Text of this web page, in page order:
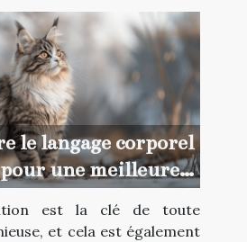
le langage corporel
une meilleure
est la clé de toute
et cela est également